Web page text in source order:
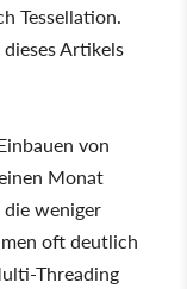
Tessellation.
Artikels
von
Monat
weniger
oft deutlich
Threading